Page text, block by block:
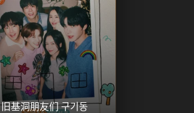
101 102
106 107 108
111 112
116 117 118
旧基洞朋友们 구기동